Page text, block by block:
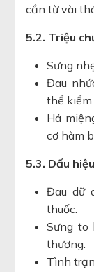
cần từ vài
5.2. Triệu
Sưng
Đau
thể kiểm
Há
cơ hàm
5.3. Dấu
Đau dữ
thuốc.
Sưng to
thương.
Tình